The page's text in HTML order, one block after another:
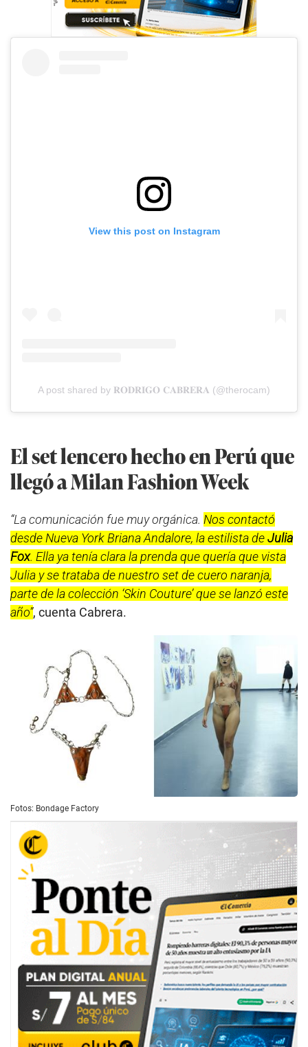
View this post on Instagram
A post shared by 𝐑𝐎𝐃𝐑𝐈𝐆𝐎 𝐂𝐀𝐁𝐑𝐄𝐑𝐀 (@therocam)
El set lencero hecho en Perú que
llegó a Milan Fashion Week
“La comunicación fue muy orgánica. Nos contactó
desde Nueva York Briana Andalore, la estilista deJulia
Fox. Ella ya tenía clara la prenda que quería que vista
Julia y se trataba de nuestro set de cuero naranja,
parte de la colección ‘Skin Couture’ que se lanzó este
año”, cuenta Cabrera.
Fotos: Bondage Factory